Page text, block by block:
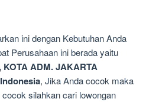
ini dengan Kebutuhan Anda
Perusahaan ini berada yaitu
ADM. JAKARTA
, Jika Anda cocok maka
silahkan cari lowongan